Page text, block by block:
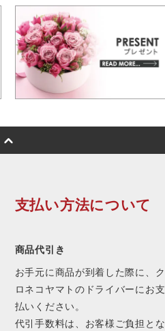
支払い方法について
商品代引き
お手元に商品が到着した際に、ク
ロネコヤマトのドライバーにお支
払いください。
代引手数料は、お客様ご負担とな